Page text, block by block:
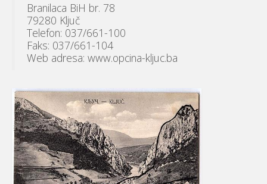
Branilaca BiH br. 78
79280 Ključ
Telefon: 037/661-100
Faks: 037/661-104
Web adresa: www.opcina-kljuc.ba